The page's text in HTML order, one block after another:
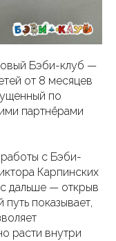
Бэби-клуб —
от 8 месяцев
по
партнёрами
с Бэби-
Карпинских
дальше — открыв
показывает,
расти внутри